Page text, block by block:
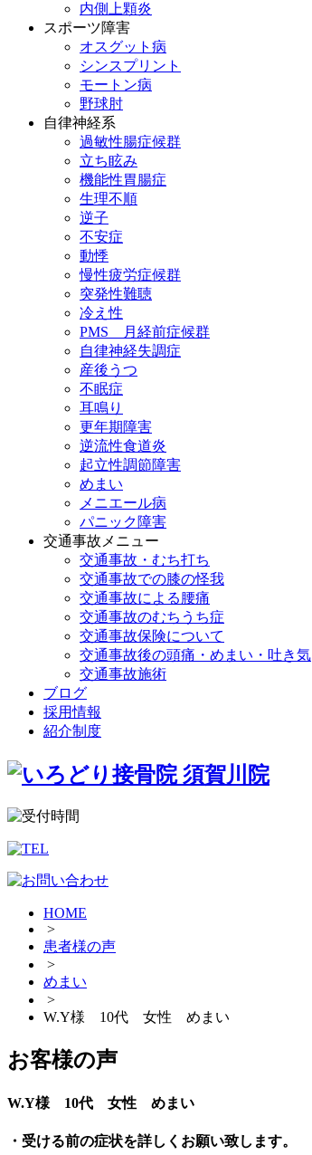
内側上顆炎
スポーツ障害
オスグット病
シンスプリント
モートン病
野球肘
自律神経系
過敏性腸症候群
立ち眩み
機能性胃腸症
生理不順
逆子
不安症
動悸
慢性疲労症候群
突発性難聴
冷え性
PMS 月経前症候群
自律神経失調症
産後うつ
不眠症
耳鳴り
更年期障害
逆流性食道炎
起立性調節障害
めまい
メニエール病
パニック障害
交通事故メニュー
交通事故・むち打ち
交通事故での膝の怪我
交通事故による腰痛
交通事故のむちうち症
交通事故保険について
交通事故後の頭痛・めまい・吐き気
交通事故施術
ブログ
採用情報
紹介制度
HOME
>
患者様の声
>
めまい
>
W.Y様 10代 女性 めまい
お客様の声
W.Y様 10代 女性 めまい
・受ける前の症状を詳しくお願い致します。